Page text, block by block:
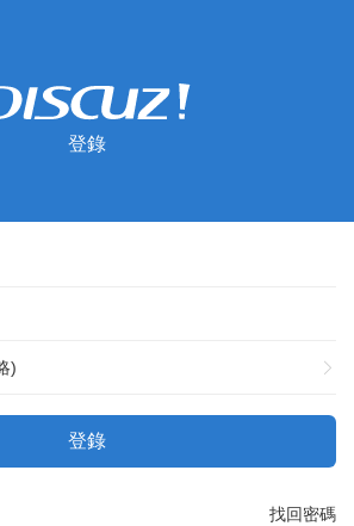
登錄
)
登錄
找回密碼